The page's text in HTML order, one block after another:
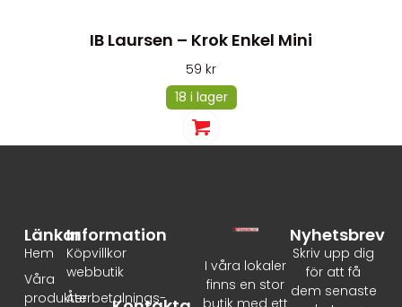
IB Laursen – Krok Enkel Mini
59 kr
18 i lager
I våra lokaler
finns en stor
Information
Köpvillkor
webbutik
Återbetalnings-
Länkar
Hem
Våra
produkter
Nyhetsbrev
Skriv upp dig
för att få
dem senaste